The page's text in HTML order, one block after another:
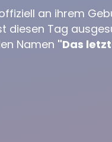
an ihrem
diesen Tag
Namen "Das